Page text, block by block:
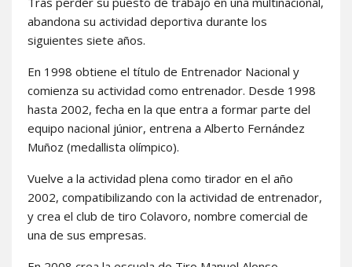
abandona su actividad deportiva durante los
siguientes siete años.
En 1998 obtiene el título de Entrenador Nacional y
comienza su actividad como entrenador. Desde 1998
hasta 2002, fecha en la que entra a formar parte del
equipo nacional júnior, entrena a Alberto Fernández
Muñoz (medallista olímpico).
Vuelve a la actividad plena como tirador en el año
2002, compatibilizando con la actividad de entrenador,
y crea el club de tiro Colavoro, nombre comercial de
una de sus empresas.